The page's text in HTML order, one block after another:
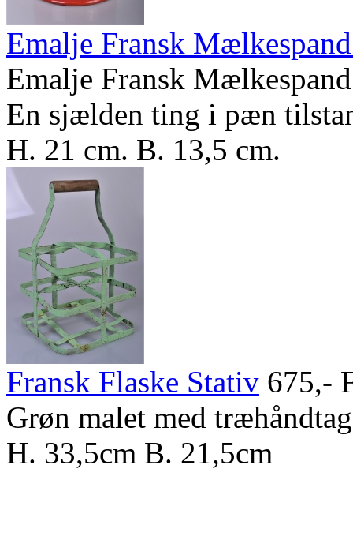
Emalje Fransk
Emalje Fransk
En sjælden ting i pæn
H. 21 cm. B. 13,5 cm.
Fransk Flaske Stativ 675,-
Grøn malet med
H. 33,5cm B. 21,5cm